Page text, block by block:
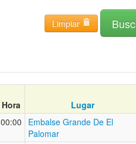
Limpiar
Hora Lugar
00:00
Embalse Grande De El
Palomar